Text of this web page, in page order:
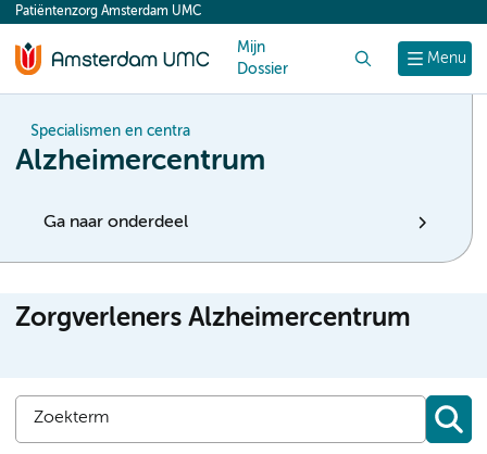
content
Menu
Patiëntenzorg Amsterdam UMC
Mijn
Dossier
Specialismen en centra
Alzheimercentrum
Ga naar onderdeel
Zorgverleners Alzheimercentrum